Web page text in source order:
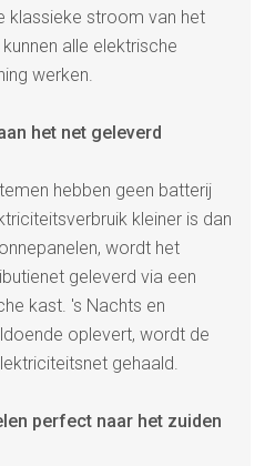
klassieke stroom van het
alle elektrische
werken.
het net geleverd
hebben geen batterij
kleiner is dan
wordt het
geleverd via een
kast. 's Nachts en
oplevert, wordt de
gehaald.
perfect naar het zuiden